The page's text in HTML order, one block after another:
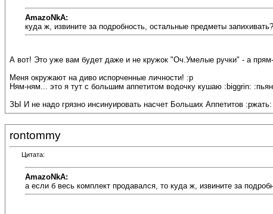
AmazoNkA:
куда ж, извините за подробность, остальные предметы запихивать?
А вот! Это уже вам будет даже и не кружок "Оч.Умелые ручки" - а
Меня окружают на диво испорченные личности! :p
Ням-ням... это я тут с большим аппетитом водочку кушаю :biggrin:
ЗЫ И не надо грязно инсинуировать насчет Больших Аппетитов :ржать:
rontommy
Цитата:
AmazoNkA:
а если б весь комплект продавался, то куда ж, извините за